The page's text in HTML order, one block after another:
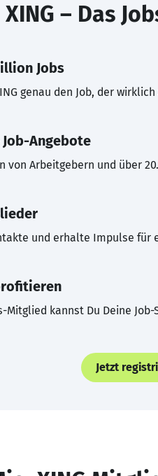
XING – Das
Jobs
genau den Job, der
Angebote
von Arbeitgebern und über
und erhalte Impulse für
Mitglied kannst Du Deine
Jetzt